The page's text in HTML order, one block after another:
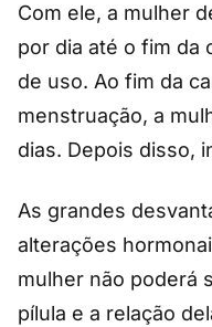
Com ele, a mulher
por dia até o fim da
de uso. Ao fim da
menstruação, a
dias. Depois disso,
As grandes
alterações
mulher não poderá
pílula e a relação